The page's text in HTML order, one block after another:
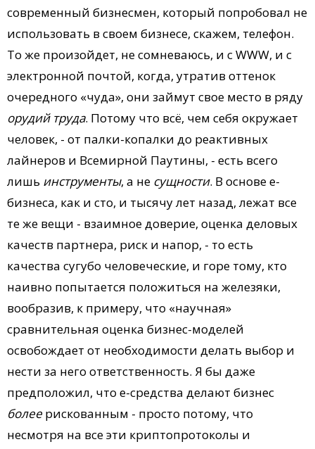
современный бизнесмен, который попробовал не
использовать в своем бизнесе, скажем, телефон.
То же произойдет, не сомневаюсь, и с WWW, и с
электронной почтой, когда, утратив оттенок
очередного «чуда», они займут свое место в ряду
орудий труда. Потому что всё, чем себя окружает
человек, - от палки-копалки до реактивных
лайнеров и Всемирной Паутины, - есть всего
лишь инструменты, а не сущности. В основе е-
бизнеса, как и сто, и тысячу лет назад, лежат все
те же вещи - взаимное доверие, оценка деловых
качеств партнера, риск и напор, - то есть
качества сугубо человеческие, и горе тому, кто
наивно попытается положиться на железяки,
вообразив, к примеру, что «научная»
сравнительная оценка бизнес-моделей
освобождает от необходимости делать выбор и
нести за него ответственность. Я бы даже
предположил, что е-средства делают бизнес
болеерискованным - просто потому, что
несмотря на все эти криптопротоколы и